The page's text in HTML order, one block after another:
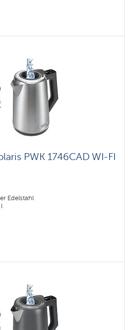
PWK 1746CAD WI-FI
Edelstahl
l